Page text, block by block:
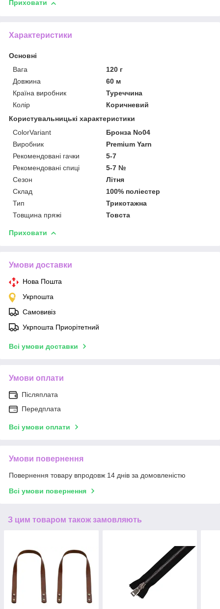
Приховати
Характеристики
Основні
Вага
120 г
Довжина
60 м
Країна виробник
Туреччина
Колір
Коричневий
Користувальницькі характеристики
ColorVariant
Бронза No04
Виробник
Premium Yarn
Рекомендовані гачки
5-7
Рекомендовані спиці
5-7 №
Сезон
Літня
Склад
100% поліестер
Тип
Трикотажна
Товщина пряжі
Товста
Приховати
Умови доставки
Нова Пошта
Укрпошта
Самовивіз
Укрпошта Приорітетний
Всі умови доставки
Умови оплати
Післяплата
Передплата
Всі умови оплати
Умови повернення
Повернення товару впродовж 14 днів за домовленістю
Всі умови повернення
З цим товаром також замовляють